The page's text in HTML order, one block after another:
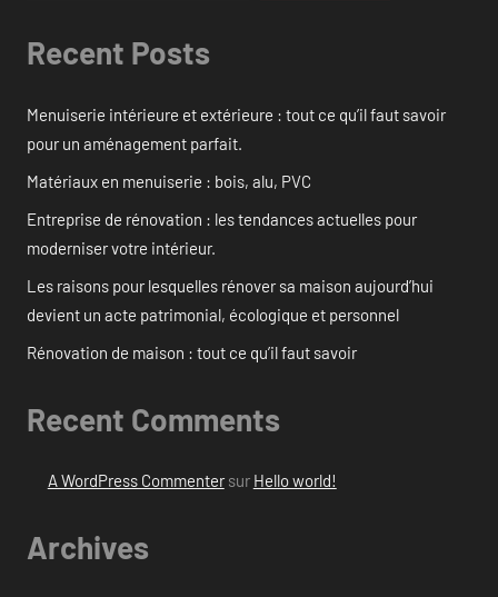
Recent Posts
Menuiserie intérieure et extérieure : tout ce qu’il faut savoir
pour un aménagement parfait.
Matériaux en menuiserie : bois, alu, PVC
Entreprise de rénovation : les tendances actuelles pour
moderniser votre intérieur.
Les raisons pour lesquelles rénover sa maison aujourd’hui
devient un acte patrimonial, écologique et personnel
Rénovation de maison : tout ce qu’il faut savoir
Recent Comments
A WordPress Commentersur Hello world!
Archives